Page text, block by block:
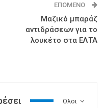
ΕΠΌΜΕΝΟ
Μαζικό μπαράζ
αντιδράσεων για το
λουκέτο στα ΕΛΤΑ
Ολοι